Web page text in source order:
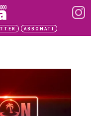
ABBONATI